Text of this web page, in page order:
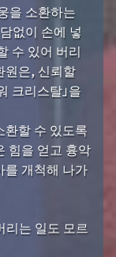
을 소환하는
없이 손에 넣
수 있어 버리
원은, 신뢰할
크리스탈」을
환할 수 있도록
힘을 얻고 흉악
를 개척해 나가
리는 일도 모르